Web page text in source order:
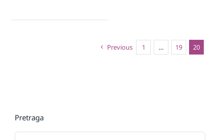
Previous 1 … 19 20
Pretraga